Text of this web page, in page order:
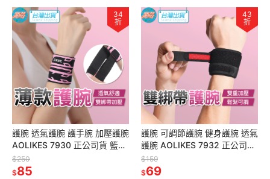
34
折
護腕 透氣護腕 護手腕 加壓護腕
AOLIKES 7930 正公司貨 籃球
護腕 羽毛球護腕 綁帶護腕 運動
護具
$250
$85
43
折
護腕 可調節護腕 健身護腕 透氣
護腕 AOLIKES 7932 正公司貨
纏繞護腕 加壓護腕 護手腕帶 護
具
$159
$69